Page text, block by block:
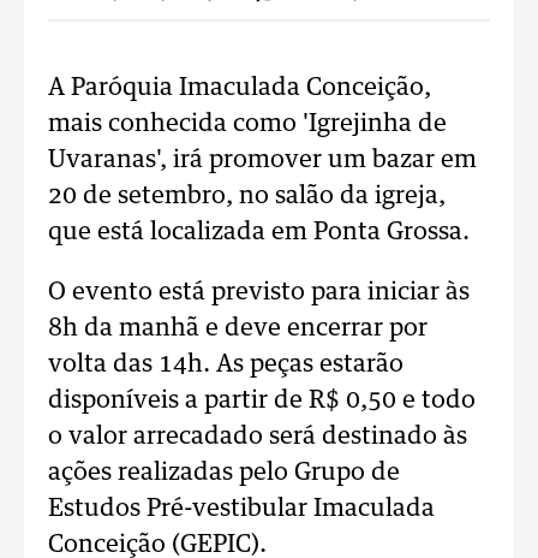
A Paróquia Imaculada Conceição,
mais conhecida como 'Igrejinha de
Uvaranas', irá promover um bazar em
20 de setembro, no salão da igreja,
que está localizada em Ponta Grossa.
O evento está previsto para iniciar às
8h da manhã e deve encerrar por
volta das 14h. As peças estarão
disponíveis a partir de R$ 0,50 e todo
o valor arrecadado será destinado às
ações realizadas pelo Grupo de
Estudos Pré-vestibular Imaculada
Conceição (GEPIC).